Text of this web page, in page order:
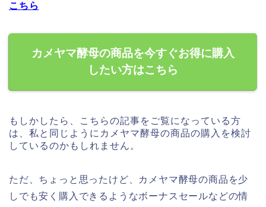
こちら
カメヤマ酵母の商品を今すぐお得に購入
したい方はこちら
もしかしたら、こちらの記事をご覧になっている方
は、私と同じようにカメヤマ酵母の商品の購入を検討
しているのかもしれません。
ただ、ちょっと思ったけど、カメヤマ酵母の商品を少
しでも安く購入できるようなボーナスセールなどの情